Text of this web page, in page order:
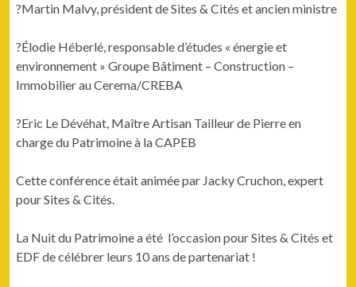
?Martin Malvy, président de Sites & Cités et ancien ministre
?Élodie Héberlé, responsable d’études « énergie et
environnement » Groupe Bâtiment – Construction –
Immobilier au Cerema/CREBA
?Eric Le Dévéhat, Maître Artisan Tailleur de Pierre en
charge du Patrimoine à la CAPEB
Cette conférence était animée par Jacky Cruchon, expert
pour Sites & Cités.
La Nuit du Patrimoine a été l’occasion pour Sites & Cités et
EDF de célébrer leurs 10 ans de partenariat !